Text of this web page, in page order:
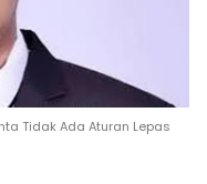
Tidak Ada Aturan Lepas